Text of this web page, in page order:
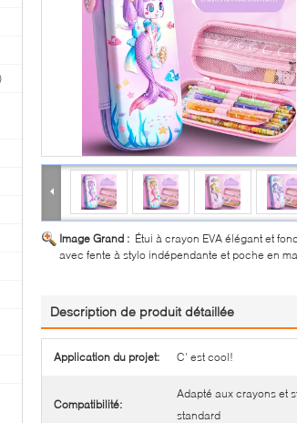
Image Grand : Étui à crayon EVA élégant et
avec fente à stylo indépendante et poche en
Description de produit détaillée
Application du projet: C' est cool!
Compatibilité:
Adapté aux crayons et
standard